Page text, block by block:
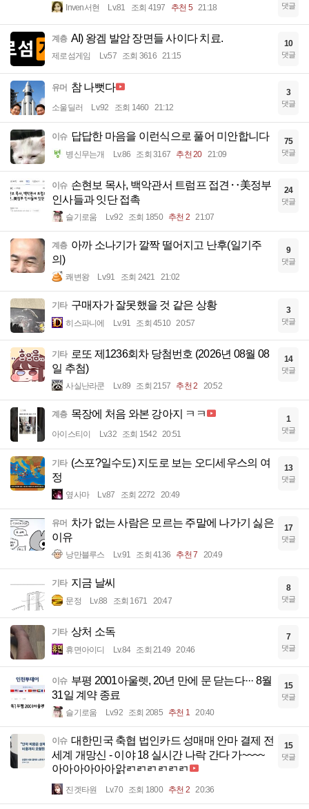
Inven서현 Lv.81 조회 4197 추천 5 21:18 댓글
계층 AI) 왕겜 발암 장면들 사이다 치료.
제로섬게임 Lv.57 조회 3616 21:15
10
댓글
유머 참 나뻣다
소울딜러 Lv.92 조회 1460 21:12
3
댓글
이슈 답답한 마음을 이런식으로 풀어 미안합니다
병신무는개 Lv.86 조회 3167 추천 20 21:09
75
댓글
이슈 손현보 목사, 백악관서 트럼프 접견‥美정부
인사들과 잇단 접촉
슬기로움 Lv.92 조회 1850 추천 2 21:07
24
댓글
계층 아까 소나기가 깔짝 떨어지고 난후(일기주
의)
쾌변왕 Lv.91 조회 2421 21:02
9
댓글
기타 구매자가 잘못했을 것 같은 상황
히스파니에 Lv.91 조회 4510 20:57
3
댓글
기타 로또 제1236회차 당첨번호 (2026년 08월 08
일 추첨)
사실난라쿤 Lv.89 조회 2157 추천 2 20:52
14
댓글
계층 목장에 처음 와본 강아지 ㅋㅋ
아이스티이 Lv.32 조회 1542 20:51
1
댓글
기타 (스포?일수도) 지도로 보는 오디세우스의 여
정
옆사마 Lv.87 조회 2272 20:49
13
댓글
유머 차가 없는 사람은 모르는 주말에 나가기 싫은
이유
낭만블루스 Lv.91 조회 4136 추천 7 20:49
17
댓글
기타 지금 날씨
문정 Lv.88 조회 1671 20:47
8
댓글
기타 상처 소독
휴면아이디 Lv.84 조회 2149 20:46
7
댓글
이슈 부평 2001아울렛, 20년 만에 문 닫는다··· 8월
31일 계약 종료
슬기로움 Lv.92 조회 2085 추천 1 20:40
15
댓글
이슈 대한민국 축협 법인카드 성매매 안마 결제 전
세계 개망신 - 이야 18 실시간 나락 간다 가~~~~
아아아아아아앍ㄺㄺㄺㄺㄺㄺ
진겟타원 Lv.70 조회 1800 추천 2 20:36
15
댓글